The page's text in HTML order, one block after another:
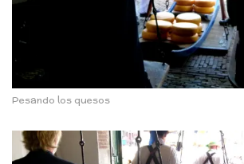
Pesando los quesos